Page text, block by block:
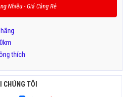
Nhiều - Giá Càng Rẻ
thích
CHÚNG TÔI